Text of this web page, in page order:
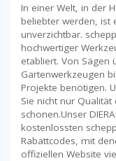
In einer Welt, in der
beliebter werden, ist
unverzichtbar.
hochwertiger
etabliert. Von Sägen
Gartenwerkzeugen
Projekte benötigen.
Sie nicht nur
schonen.Unser
kostenlossten
Rabattcodes, mit
offiziellen Website